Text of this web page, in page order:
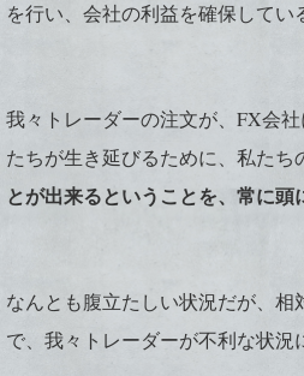
を行い、会社の利益を確保してい
我々トレーダーの注文が、FX会
たちが生き延びるために、私た
とが出来るということを、常に
なんとも腹立たしい状況だが、
で、我々トレーダーが不利な状